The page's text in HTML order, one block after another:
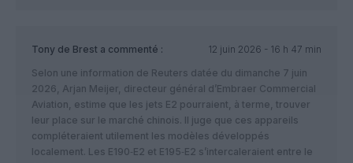
Tony de Brest a commenté :
12 juin 2026 - 16 h 47 min
Selon une information de Reuters datée du dimanche 7 juin
2026, Arjan Meijer, directeur général d’Embraer Commercial
Aviation, estime que les jets E2 pourraient, à terme, trouver
leur place sur le marché chinois. Il juge que ces appareils
compléteraient utilement les modèles développés
localement. Les E190‑E2 et E195‑E2 s’intercaleraient entre le